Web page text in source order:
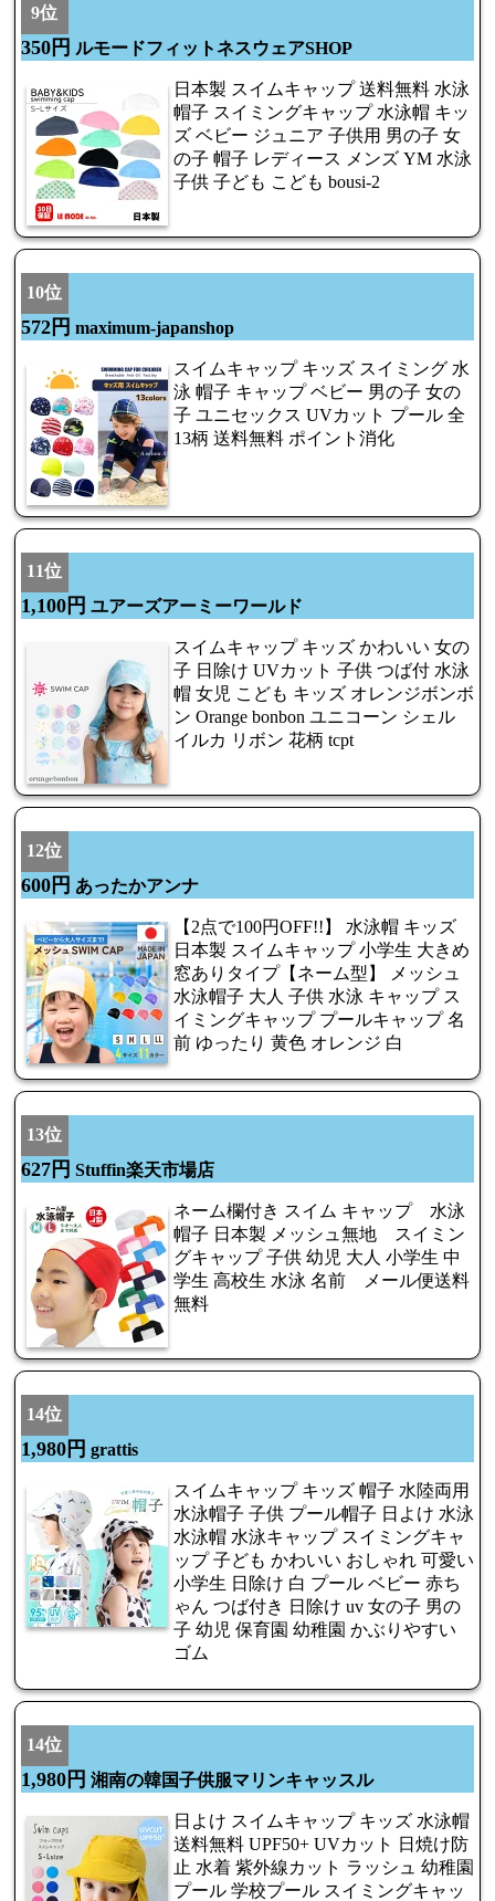
9位
350円 ルモードフィットネスウェアSHOP
日本製 スイムキャップ 送料無料 水泳
帽子 スイミングキャップ 水泳帽 キッ
ズ ベビー ジュニア 子供用 男の子 女
の子 帽子 レディース メンズ YM 水泳
子供 子ども こども bousi-2
10位
572円 maximum-japanshop
スイムキャップ キッズ スイミング 水
泳 帽子 キャップ ベビー 男の子 女の
子 ユニセックス UVカット プール 全
13柄 送料無料 ポイント消化
11位
1,100円 ユアーズアーミーワールド
スイムキャップ キッズ かわいい 女の
子 日除け UVカット 子供 つば付 水泳
帽 女児 こども キッズ オレンジボンボ
ン Orange bonbon ユニコーン シェル
イルカ リボン 花柄 tcpt
12位
600円 あったかアンナ
【2点で100円OFF!!】 水泳帽 キッズ
日本製 スイムキャップ 小学生 大きめ
窓ありタイプ【ネーム型】 メッシュ
水泳帽子 大人 子供 水泳 キャップ ス
イミングキャップ プールキャップ 名
前 ゆったり 黄色 オレンジ 白
13位
627円 Stuffin楽天市場店
ネーム欄付き スイム キャップ 水泳
帽子 日本製 メッシュ無地 スイミン
グキャップ 子供 幼児 大人 小学生 中
学生 高校生 水泳 名前 メール便送料
無料
14位
1,980円 grattis
スイムキャップ キッズ 帽子 水陸両用
水泳帽子 子供 プール帽子 日よけ 水泳
水泳帽 水泳キャップ スイミングキャ
ップ 子ども かわいい おしゃれ 可愛い
小学生 日除け 白 プール ベビー 赤ち
ゃん つば付き 日除け uv 女の子 男の
子 幼児 保育園 幼稚園 かぶりやすい
ゴム
14位
1,980円 湘南の韓国子供服マリンキャッスル
日よけ スイムキャップ キッズ 水泳帽
送料無料 UPF50+ UVカット 日焼け防
止 水着 紫外線カット ラッシュ 幼稚園
プール 学校プール スイミングキャッ